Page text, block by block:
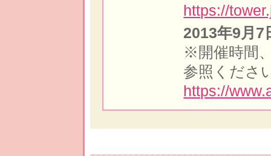
https://
2013年9月
※開催時間
参照くださ
https://